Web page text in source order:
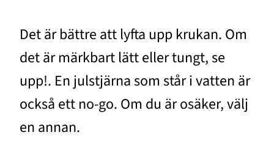
Det är bättre att lyfta upp krukan. Om
det är märkbart lätt eller tungt, se
upp!. En julstjärna som står i vatten är
också ett no-go. Om du är osäker, välj
en annan.